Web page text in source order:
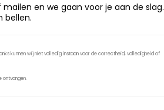
en we gaan voor je aan de slag.
bellen.
kunnen wij niet volledig instaan voor de correctheid, volledigheid of
ontvangen.